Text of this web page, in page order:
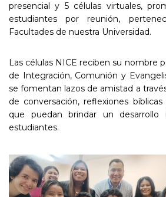
presencial y 5 células virtuales,
estudiantes por reunión,
Facultades de nuestra Universidad.
Las células NICE reciben su nombre
de Integración, Comunión y
se fomentan lazos de amistad a
de conversación, reflexiones
que puedan brindar un desarrollo
estudiantes.